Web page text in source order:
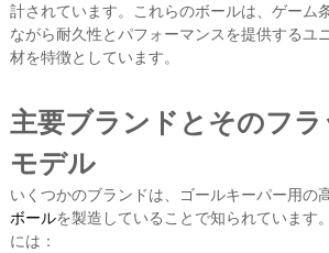
計されています。これらのボールは、ゲーム
ながら耐久性とパフォーマンスを提供するユ
材を特徴としています。
主要ブランドとそのフ
モデル
いくつかのブランドは、ゴールキーパー用の
ボールを製造していることで知られています
には：